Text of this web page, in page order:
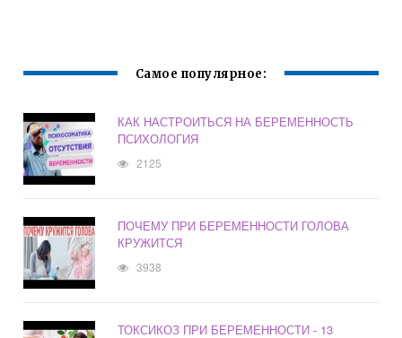
Самое популярное:
КАК НАСТРОИТЬСЯ НА БЕРЕМЕННОСТЬ
ПСИХОЛОГИЯ
2125
ПОЧЕМУ ПРИ БЕРЕМЕННОСТИ ГОЛОВА
КРУЖИТСЯ
3938
ТОКСИКОЗ ПРИ БЕРЕМЕННОСТИ - 13